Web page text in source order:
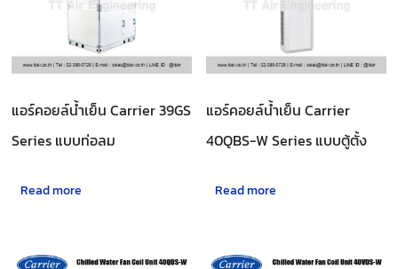
แอร์คอยล์น้ำเย็น Carrier 39GS
Series แบบท่อลม
Read more
แอร์คอยล์น้ำเย็น Carrier
40QBS-W Series แบบตู้ตั้ง
Read more